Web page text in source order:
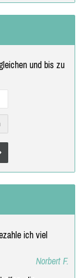
und bis zu
ich viel
Norbert F.